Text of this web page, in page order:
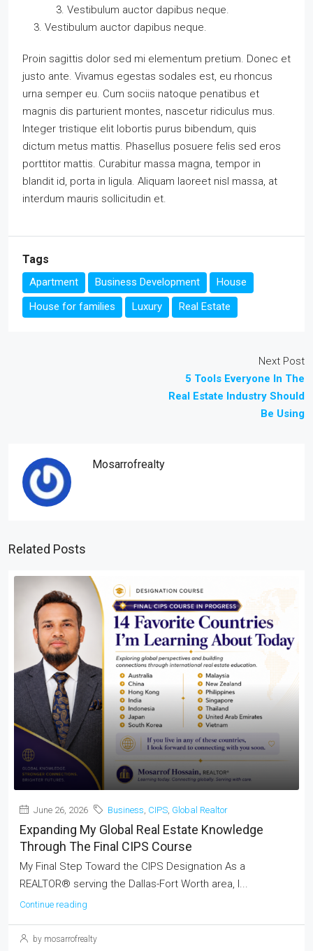
Vestibulum auctor dapibus neque.
Vestibulum auctor dapibus neque.
Proin sagittis dolor sed mi elementum pretium. Donec et
justo ante. Vivamus egestas sodales est, eu rhoncus
urna semper eu. Cum sociis natoque penatibus et
magnis dis parturient montes, nascetur ridiculus mus.
Integer tristique elit lobortis purus bibendum, quis
dictum metus mattis. Phasellus posuere felis sed eros
porttitor mattis. Curabitur massa magna, tempor in
blandit id, porta in ligula. Aliquam laoreet nisl massa, at
interdum mauris sollicitudin et.
Tags
Apartment Business Development
House
House for families
Luxury Real Estate
Next Post
5 Tools Everyone In The
Real Estate Industry Should
Be Using
Mosarrofrealty
Related Posts
June 26, 2026 Business, CIPS, Global Realtor
Expanding My Global Real Estate Knowledge
Through The Final CIPS Course
My Final Step Toward the CIPS Designation As a
REALTOR® serving the Dallas-Fort Worth area, I...
Continue reading
by mosarrofrealty